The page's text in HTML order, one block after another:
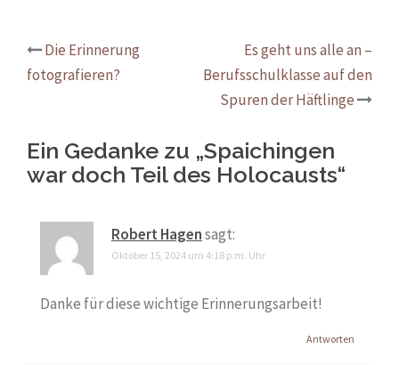
Beitrags-
Navigation
Die Erinnerung
fotografieren?
Es geht uns alle an –
Berufsschulklasse auf den
Spuren der Häftlinge
Ein Gedanke zu „Spaichingen
war doch Teil des Holocausts“
Robert Hagensagt:
Oktober 15, 2024 um 4:18 p.m. Uhr
Danke für diese wichtige Erinnerungsarbeit!
Antworten